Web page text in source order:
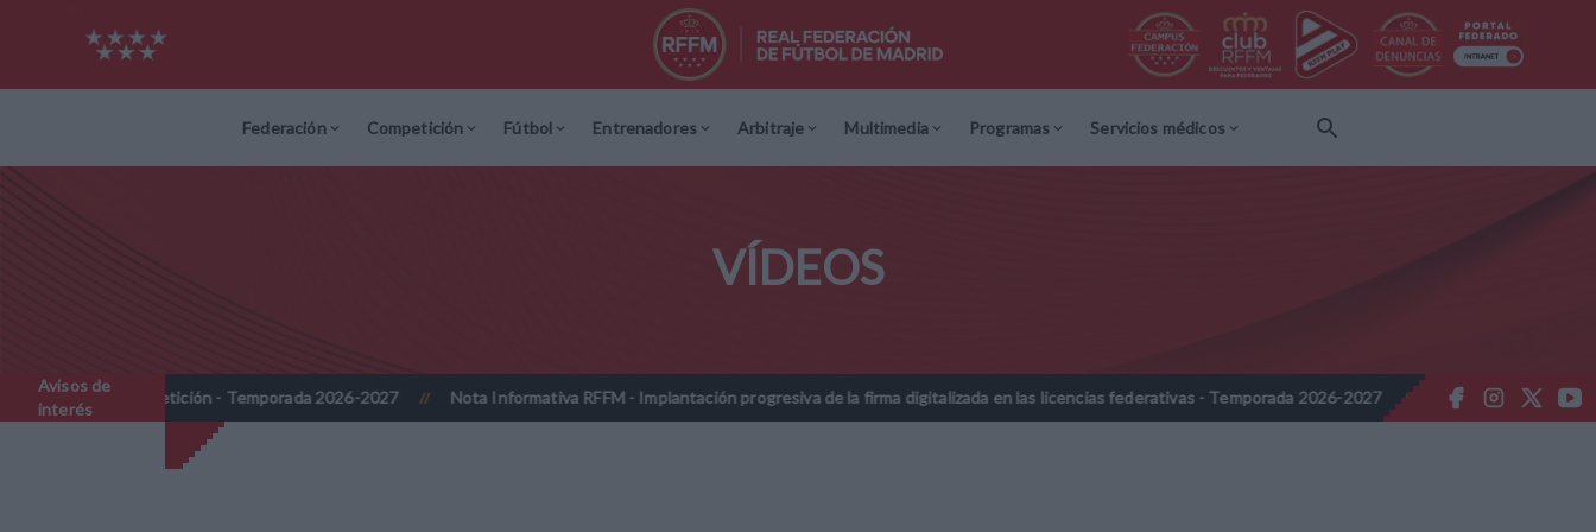
Federación Competición Fútbol Entrenadores Arbitraje Multimedia Programas Servicios médicos
VÍDEOS
Avisos de
interés
de competición - Temporada 2026-2027 // Nota Informativa RFFM - Implantación progresiva de la firma digitalizada en las licencias federativas - Temporada 2026-2027 // Nota Informativa RFFM -